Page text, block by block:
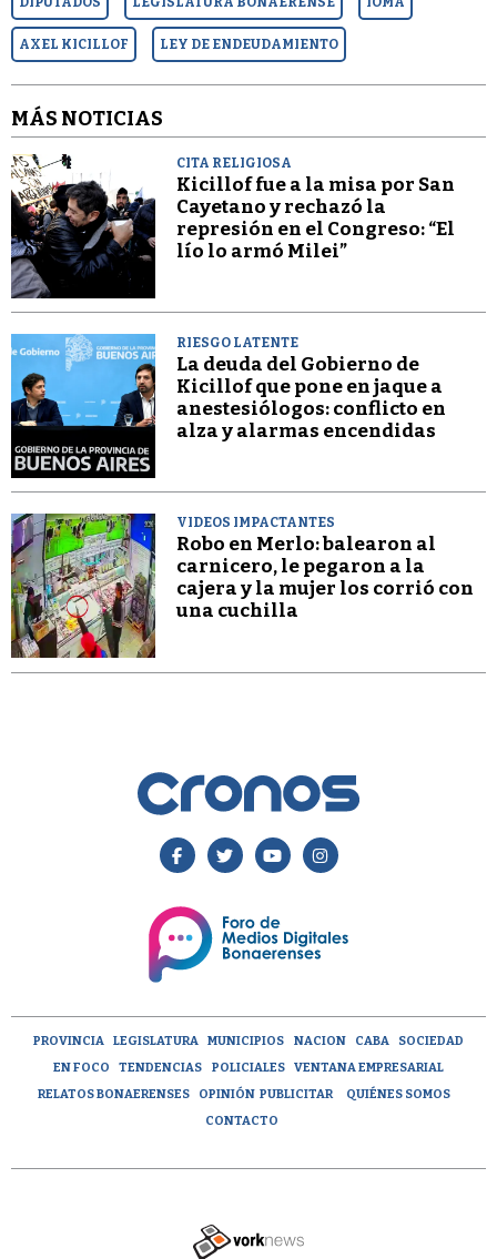
AXEL KICILLOF LEY DE ENDEUDAMIENTO
MÁS NOTICIAS
CITA RELIGIOSA
Kicillof fue a la misa por San
Cayetano y rechazó la
represión en el Congreso: “El
lío lo armó Milei”
RIESGO LATENTE
La deuda del Gobierno de
Kicillof que pone en jaque a
anestesiólogos: conflicto en
alza y alarmas encendidas
VIDEOS IMPACTANTES
Robo en Merlo: balearon al
carnicero, le pegaron a la
cajera y la mujer los corrió con
una cuchilla
PROVINCIA LEGISLATURA MUNICIPIOS NACION CABA
SOCIEDAD
EN FOCO
TENDENCIAS POLICIALES
VENTANA EMPRESARIAL
RELATOS BONAERENSES
OPINIÓN PUBLICITAR
QUIÉNES SOMOS
CONTACTO